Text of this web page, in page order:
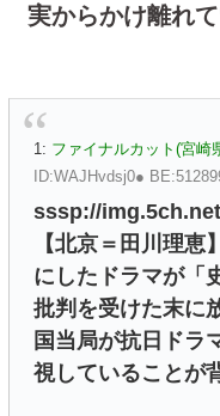
実からかけ離れ
1: ファイナルカット(宮崎
ID:WAJHvdsj0●
sssp://
【北京＝田川理
にしたドラマが「
批判を受けた末に
国当局が抗日ドラ
視していることが